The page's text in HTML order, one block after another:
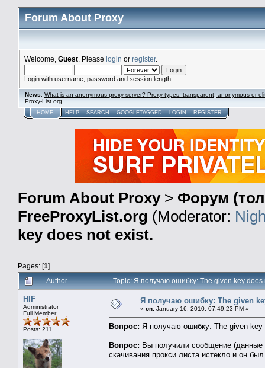
Forum About Proxy
Welcome, Guest . Please login or register.
Login with username, password and session length
News: What is an anonymous proxy server? Proxy types: transparent, anonymous or
Proxy-List.org
HOME HELP SEARCH GOOGLETAGGED LOGIN REGISTER
Forum About Proxy> Форум
FreeProxyList.org (Moderator:
key does not exist.
Pages: [1]
Author
Topic: Я получаю ошибку: The given key
HIF
Administrator
Full Member
Posts: 211
Я получаю ошибку: The given
« on: January 16, 2010, 07:49:23 PM »
Вопрос: Я получаю ошибку: The given
Вопрос: Вы получили сообщение (данные
скачивания прокси листа истекло и он